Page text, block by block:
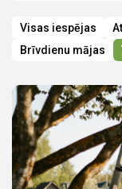
Visas iespējas
Brīvdienu mājas